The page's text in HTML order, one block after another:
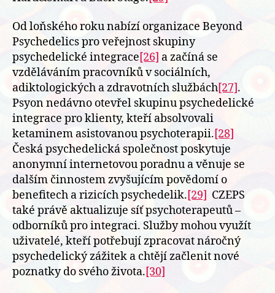
Od loňského roku nabízí organizace Beyond
Psychedelics pro veřejnost skupiny
psychedelické integrace[26] a začíná se
vzděláváním pracovníků v sociálních,
adiktologických a zdravotních službách[27].
Psyon nedávno otevřel skupinu psychedelické
integrace pro klienty, kteří absolvovali
ketaminem asistovanou psychoterapii.[28]
Česká psychedelická společnost poskytuje
anonymní internetovou poradnu a věnuje se
dalším činnostem zvyšujícím povědomí o
benefitech a rizicích psychedelik.[29] CZEPS
také právě aktualizuje síť psychoterapeutů –
odborníků pro integraci. Služby mohou využít
uživatelé, kteří potřebují zpracovat náročný
psychedelický zážitek a chtějí začlenit nové
poznatky do svého života.[30]